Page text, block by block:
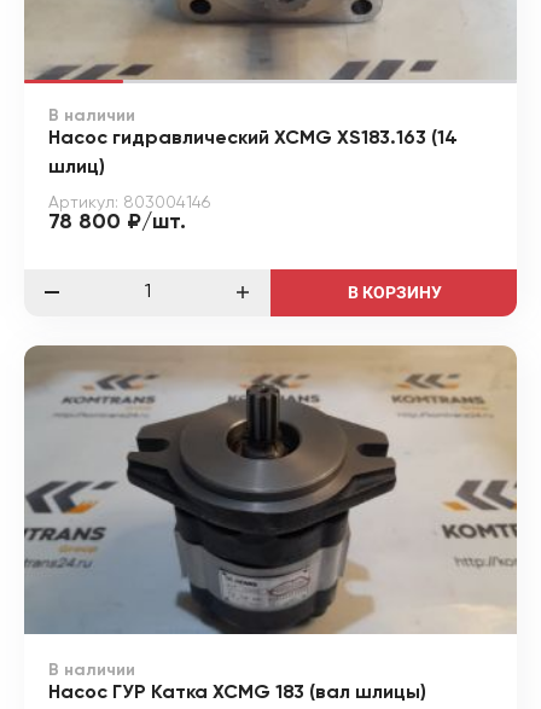
В наличии
Насос гидравлический XCMG XS183.163 (14
шлиц)
Артикул: 803004146
78 800 ₽/шт.
В КОРЗИНУ
В наличии
Насос ГУР Катка XCMG 183 (вал шлицы)